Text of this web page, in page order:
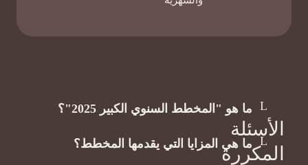
ما هو "المخطط السنوي الكبير 2025"؟
⁠ما هي المزايا التي يقدمها المخطط؟